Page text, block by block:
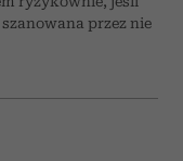
przez nie